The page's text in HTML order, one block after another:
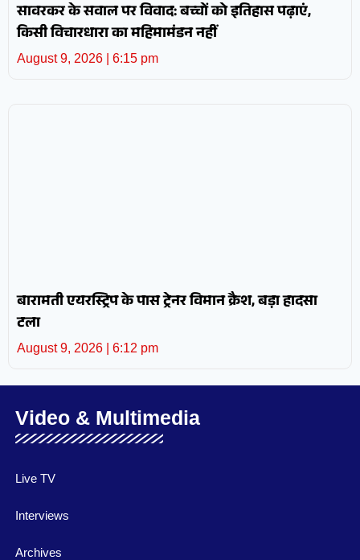
सावरकर के सवाल पर विवाद: बच्चों को इतिहास पढ़ाएं,
किसी विचारधारा का महिमामंडन नहीं
August 9, 2026 6:15 pm
बारामती एयरस्ट्रिप के पास ट्रेनर विमान क्रैश, बड़ा हादसा
टला
August 9, 2026 6:12 pm
Video & Multimedia
Live TV
Interviews
Archives